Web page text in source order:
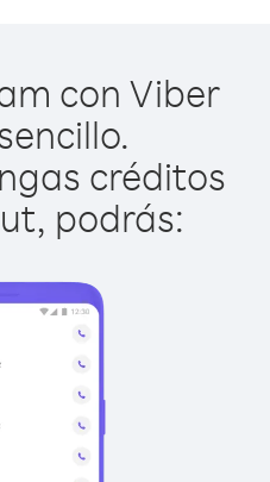
con Viber
créditos
podrás: